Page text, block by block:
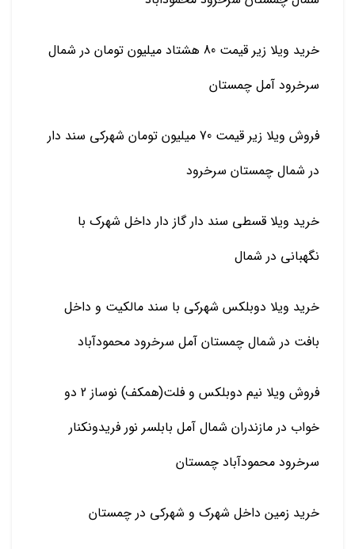
خرید ویلا زیر قیمت 80 هشتاد میلیون تومان در شمال
سرخرود آمل چمستان
فروش ویلا زیر قیمت 70 میلیون تومان شهرکی سند دار
در شمال چمستان سرخرود
خرید ویلا قسطی سند دار گاز دار داخل شهرک با
نگهبانی در شمال
خرید ویلا دوبلکس شهرکی با سند مالکیت و داخل
بافت در شمال چمستان آمل سرخرود محمودآباد
فروش ویلا نیم دوبلکس و فلت(همکف) نوساز 2 دو
خواب در مازندران شمال آمل بابلسر نور فریدونکنار
سرخرود محمودآباد چمستان
خرید زمین داخل شهرک و شهرکی در چمستان